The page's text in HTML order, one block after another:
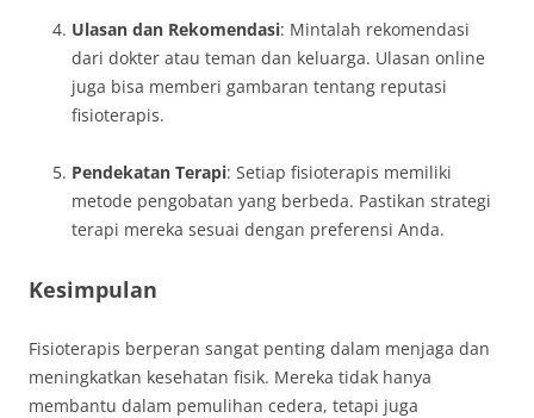
Ulasan dan Rekomendasi: Mintalah rekomendasi
dari dokter atau teman dan keluarga. Ulasan online
juga bisa memberi gambaran tentang reputasi
fisioterapis.
Pendekatan Terapi: Setiap fisioterapis memiliki
metode pengobatan yang berbeda. Pastikan strategi
terapi mereka sesuai dengan preferensi Anda.
Kesimpulan
Fisioterapis berperan sangat penting dalam menjaga dan
meningkatkan kesehatan fisik. Mereka tidak hanya
membantu dalam pemulihan cedera, tetapi juga